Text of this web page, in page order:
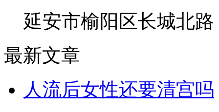
延安市榆阳区长城北路
最新文章
人流后女性还要清宫吗